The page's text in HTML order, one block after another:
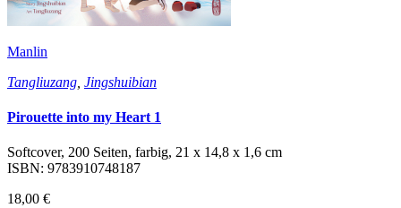
Manlin
Tangliuzang Jingshuibian
Pirouette into my Heart 1
Softcover, 200 Seiten, farbig, 21 x 14,8 x 1,6 cm
ISBN: 9783910748187
18,00 €